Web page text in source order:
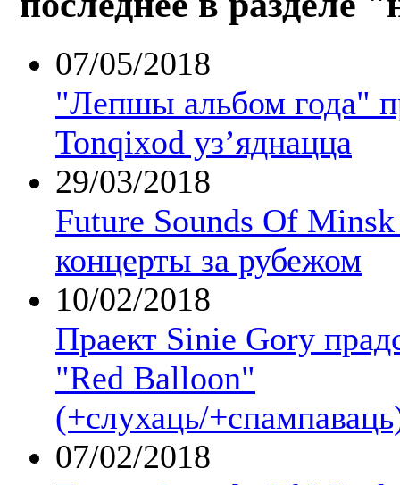
07/05/2018
"Лепшы альбом года"
Tonqixod уз’яднацца
29/03/2018
Future Sounds Of
концерты за рубежом
10/02/2018
Праект Sinie Gory
"Red Balloon"
(+слухаць/
07/02/2018